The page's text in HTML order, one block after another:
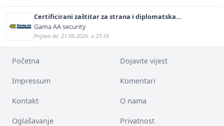
Certificirani zaštitar za strana i diplomatska
predstavništva (m/ž)
Gama AA security
Prijava do: 21.08.2026. u 23:59
Početna Dojavite vijest
Impressum Komentari
Kontakt O nama
Oglašavanje Privatnost